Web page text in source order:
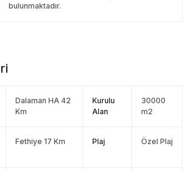
bulunmaktadır.
Dalaman HA 42
Km
Kurulu
Alan
30000
m2
Fethiye 17 Km Plaj Özel Plaj